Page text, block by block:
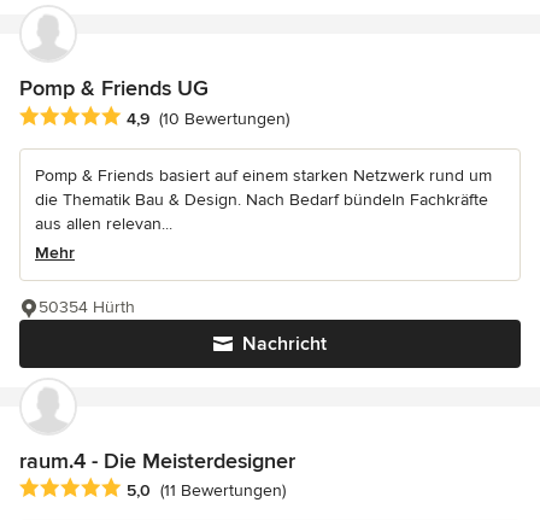
Pomp & Friends UG
Durchschnittliche Bewertung: 4.9 von 5 Sternen
4,9 (10 Bewertungen)
Pomp & Friends basiert auf einem starken Netzwerk rund um
die Thematik Bau & Design. Nach Bedarf bündeln Fachkräfte
aus allen relevan...
Mehr
Nachricht
50354 Hürth
raum.4 - Die Meisterdesigner
Durchschnittliche Bewertung: 5 von 5 Sternen
5,0 (11 Bewertungen)